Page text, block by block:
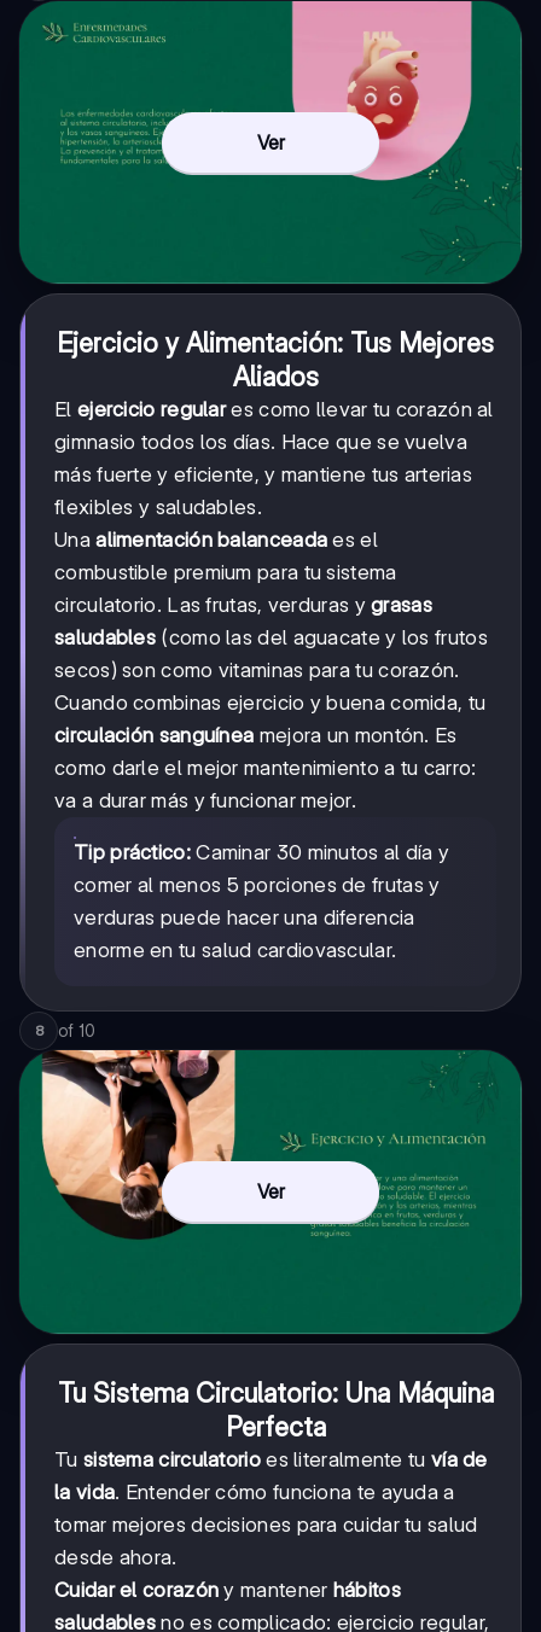
Ver
Ejercicio y Alimentación: Tus Mejores
Aliados
El ejercicio regulares como llevar tu corazón al
gimnasio todos los días. Hace que se vuelva
más fuerte y eficiente, y mantiene tus arterias
flexibles y saludables.
Unaalimentación balanceada es el
combustible premium para tu sistema
circulatorio. Las frutas, verduras ygrasas
saludables (como las del aguacate y los frutos
secos) son como vitaminas para tu corazón.
Cuando combinas ejercicio y buena comida, tu
circulación sanguínea mejora un montón. Es
como darle el mejor mantenimiento a tu carro:
va a durar más y funcionar mejor.
Tip práctico:Caminar 30 minutos al día y
comer al menos 5 porciones de frutas y
verduras puede hacer una diferencia
enorme en tu salud cardiovascular.
8 of 10
Ver
Tu Sistema Circulatorio: Una Máquina
Perfecta
Tu sistema circulatorioes literalmente tu vía de
la vida. Entender cómo funciona te ayuda a
tomar mejores decisiones para cuidar tu salud
desde ahora.
Cuidar el corazón y mantener hábitos
saludables no es complicado: ejercicio regular,